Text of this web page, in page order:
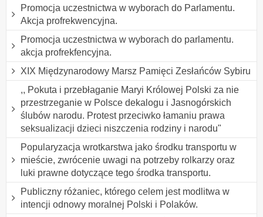
Promocja uczestnictwa w wyborach do Parlamentu.
Akcja profrekwencyjna.
Promocja uczestnictwa w wyborach do parlamentu.
akcja profrekfencyjna.
XIX Międzynarodowy Marsz Pamięci Zesłańców Sybiru
,, Pokuta i przebłaganie Maryi Królowej Polski za nie
przestrzeganie w Polsce dekalogu i Jasnogórskich
ślubów narodu. Protest przeciwko łamaniu prawa
seksualizacji dzieci niszczenia rodziny i narodu"
Popularyzacja wrotkarstwa jako środku transportu w
mieście, zwrócenie uwagi na potrzeby rolkarzy oraz
luki prawne dotyczące tego środka transportu.
Publiczny różaniec, którego celem jest modlitwa w
intencji odnowy moralnej Polski i Polaków.